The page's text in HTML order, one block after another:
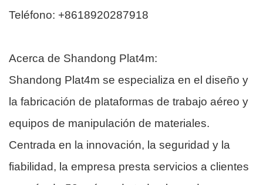
Teléfono: +8618920287918
Acerca de Shandong Plat4m:
Shandong Plat4m se especializa en el diseño y
la fabricación de plataformas de trabajo aéreo y
equipos de manipulación de materiales.
Centrada en la innovación, la seguridad y la
fiabilidad, la empresa presta servicios a clientes